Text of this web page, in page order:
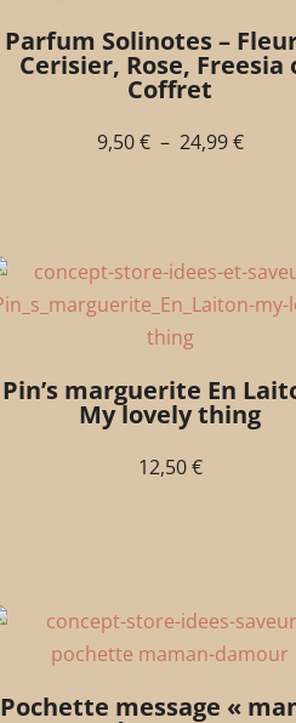
Parfum Solinotes –
Cerisier, Rose, Freesia
Coffret
9,50€ – 24,99€
Pin’s marguerite En
My lovely thing
12,50€
Pochette message «